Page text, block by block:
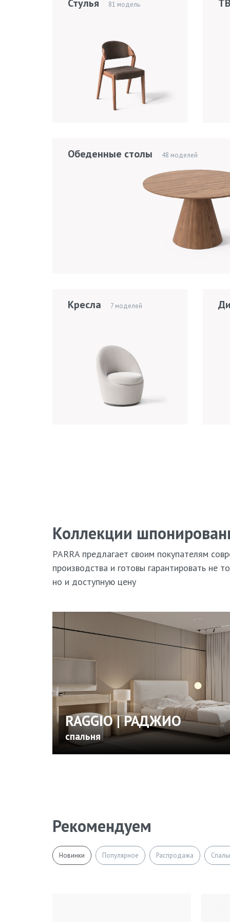
Стулья 81 модель
Обеденные столы 48 моделей
Кресла 7 моделей
Коллекции
PARRA предлагает своим покупателям
производства и готовы гарантировать не
но и доступную цену
RAGGIO | РАДЖИО
спальня
Рекомендуем
Новинки Популярное Распродажа